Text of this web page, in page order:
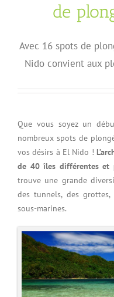
de
Avec 16 spots de
Nido convient aux
Que vous soyez un
nombreux spots de
vos désirs à El Nido !
de 40 îles différentes et
trouve une grande
des tunnels, des
sous-marines.